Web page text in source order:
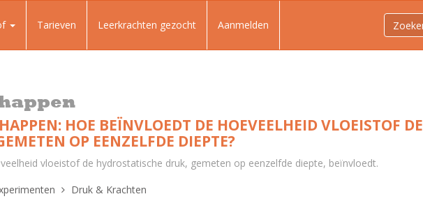
Tarieven Leerkrachten gezocht Aanmelden
HOE BEÏNVLOEDT DE HOEVEELHEID VLOEISTOF DE
OP EENZELFDE DIEPTE?
vloeistof de hydrostatische druk, gemeten op eenzelfde diepte, beïnvloedt.
Druk & Krachten